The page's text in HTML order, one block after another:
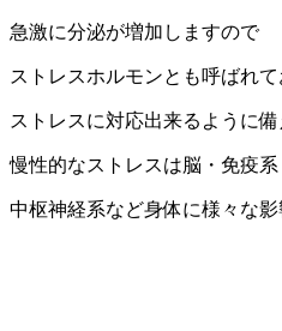
急激に分泌が増加しますので
ストレスホルモンとも呼ばれて
ストレスに対応出来るように
慢性的なストレスは脳・免疫
中枢神経系など身体に様々な影